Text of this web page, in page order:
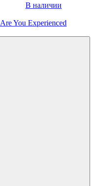
В наличии
Are You Experienced